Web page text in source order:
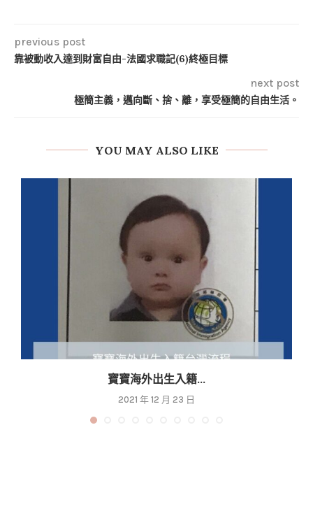
previous post
靠被動收入達到財富自由-法國求職記(6)終極目標
next post
極簡主義，邁向斷、捨、離，享受極簡的自由生活。
YOU MAY ALSO LIKE
寶寶海外出生入籍...
2021 年 12 月 23 日